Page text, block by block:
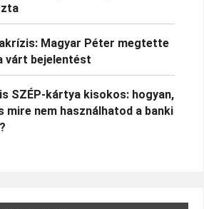
Magyar Péter megtette
várt bejelentést
SZÉP-kártya kisokos: hogyan,
mire nem használhatod a banki